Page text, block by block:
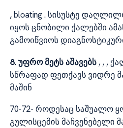
, bloating . სისუსტე
იყოს ცნობილი ქალებში
გამოიწვიოს
8. უფრო მეტს აშავებს , , ,
სწრაფად ფეთქავს ვიდრე
მაშინ
70-72- როდესაც საშუალო
გულისცემის მაჩვენებელი